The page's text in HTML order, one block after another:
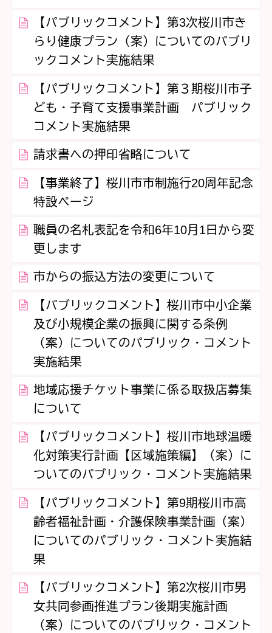
【パブリックコメント】第3次桜川市き
らり健康プラン（案）についてのパブリ
ックコメント実施結果
【パブリックコメント】第３期桜川市子
ども・子育て支援事業計画 パブリック
コメント実施結果
請求書への押印省略について
【事業終了】桜川市市制施行20周年記念
特設ページ
職員の名札表記を令和6年10月1日から変
更します
市からの振込方法の変更について
【パブリックコメント】桜川市中小企業
及び小規模企業の振興に関する条例
（案）についてのパブリック・コメント
実施結果
地域応援チケット事業に係る取扱店募集
について
【パブリックコメント】桜川市地球温暖
化対策実行計画【区域施策編】（案）に
ついてのパブリック・コメント実施結果
【パブリックコメント】第9期桜川市高
齢者福祉計画・介護保険事業計画（案）
についてのパブリック・コメント実施結
果
【パブリックコメント】第2次桜川市男
女共同参画推進プラン後期実施計画
（案）についてのパブリック・コメント